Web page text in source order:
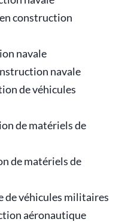
construction
navale
navale
de véhicules
de matériels de
de matériels de
de véhicules militaires
aéronautique